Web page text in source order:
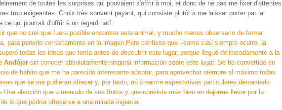
de toutes les surprises qui pouvaient s'offrir à moi, et donc de ne pas me fixer d'attentes
trop exigeantes. Choix très souvent payant, qui consiste plutôt à me laisser porter par la
ce qui pourrait d'offrir à un regard naïf.
que no creí que fuera posible encontrar este animal, y mucho menos observarlo de forma
para ponerlo correctamente en la imagen.Pero confieso que –como casi siempre ocurre- la
todas las ideas que tenía antes de descubrir este lugar, porque llegué deliberadamente a la
Andújar sin conocer absolutamente ninguna información sobre este lugar. Se ha convertido en
de hábito que me ha parecido interesante adoptar, para aprovechar siempre al máximo todas
que se me pudieran ofrecer y, por tanto, no crearme expectativas particulares demasiado
elección que a menudo da sus frutos y que consiste más bien en dejarme llevar por la
lo que podría ofrecerse a una mirada ingenua.